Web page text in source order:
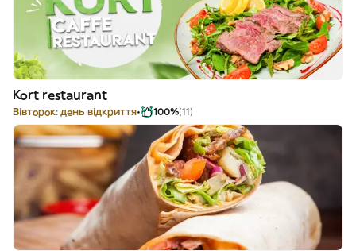
Kort restaurant
Вівторок: день відкриття 100%(11)